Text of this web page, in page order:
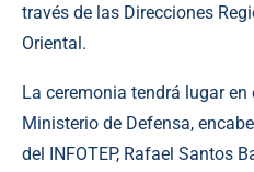
través de las Direcciones
Oriental.
La ceremonia tendrá lugar
Ministerio de Defensa,
del INFOTEP, Rafael Santos